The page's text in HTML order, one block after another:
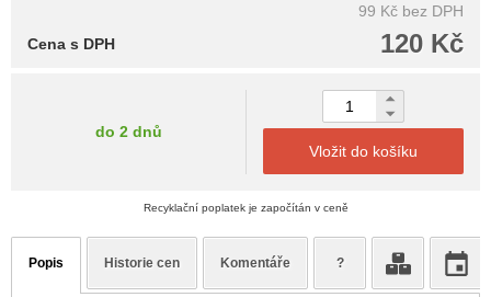
99 Kč bez DPH
120 Kč
Cena s DPH
do 2 dnů
Vložit do košíku
Recyklační poplatek je započítán v ceně
Popis Historie cen Komentáře ?